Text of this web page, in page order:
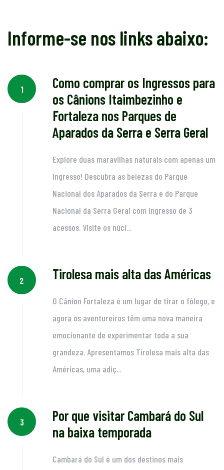
Informe-se nos links abaixo:
1
Como comprar os Ingressos para
os Cânions Itaimbezinho e
Fortaleza nos Parques de
Aparados da Serra e Serra Geral
Explore duas maravilhas naturais com apenas um
ingresso! Descubra as belezas do Parque
Nacional dos Aparados da Serra e do Parque
Nacional da Serra Geral com ingresso de 3
acessos. Visite os núcl...
2 Tirolesa mais alta das Américas
O Cânion Fortaleza é um lugar de tirar o fôlego, e
agora os aventureiros têm uma nova maneira
emocionante de experimentar toda a sua
grandeza. Apresentamos Tirolesa mais alta das
Américas, uma adiç...
3
Por que visitar Cambará do Sul
na baixa temporada
Cambará do Sul é um dos destinos mais